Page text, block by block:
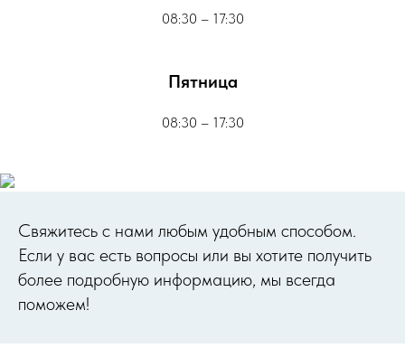
08:30 – 17:30
Пятница
08:30 – 17:30
Cвяжитесь с нами любым удобным способом.
Если у вас есть вопросы или вы хотите получить
более подробную информацию, мы всегда
поможем!